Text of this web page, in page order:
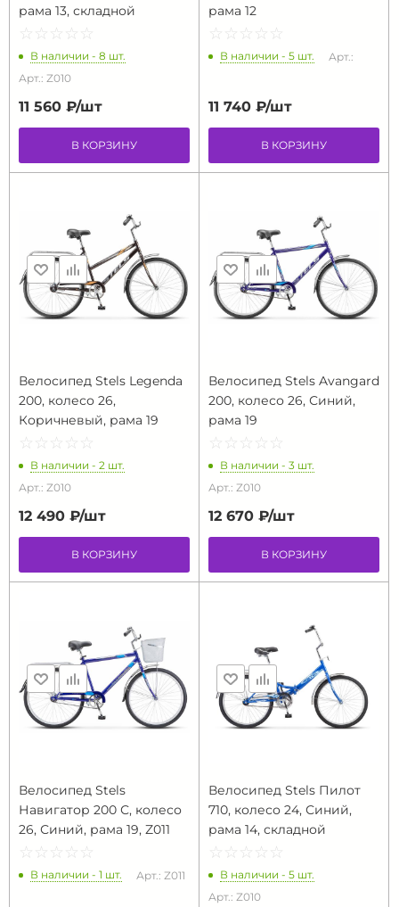
рама 13, складной
☆ ☆ ☆ ☆ ☆
★ ★ ★ ★ ★
В наличии - 8 шт.
Арт.: Z010
11 560 ₽/шт
В КОРЗИНУ
рама 12
☆ ☆ ☆ ☆ ☆
★ ★ ★ ★ ★
В наличии - 5 шт. Арт.:
11 740 ₽/шт
В КОРЗИНУ
Велосипед Stels Legenda
200, колесо 26,
Коричневый, рама 19
☆ ☆ ☆ ☆ ☆
★ ★ ★ ★ ★
В наличии - 2 шт.
Арт.: Z010
12 490 ₽/шт
В КОРЗИНУ
Велосипед Stels Avangard
200, колесо 26, Синий,
рама 19
☆ ☆ ☆ ☆ ☆
★ ★ ★ ★ ★
В наличии - 3 шт.
Арт.: Z010
12 670 ₽/шт
В КОРЗИНУ
Велосипед Stels
Навигатор 200 С, колесо
26, Синий, рама 19, Z011
☆ ☆ ☆ ☆ ☆
★ ★ ★ ★ ★
В наличии - 1 шт. Арт.: Z011
Велосипед Stels Пилот
710, колесо 24, Синий,
рама 14, складной
☆ ☆ ☆ ☆ ☆
★ ★ ★ ★ ★
В наличии - 5 шт.
Арт.: Z010